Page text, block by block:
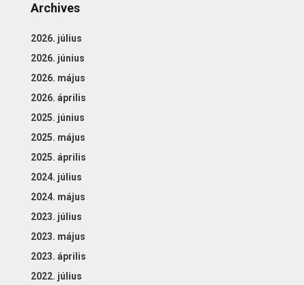
Archives
2026. július
2026. június
2026. május
2026. április
2025. június
2025. május
2025. április
2024. július
2024. május
2023. július
2023. május
2023. április
2022. július